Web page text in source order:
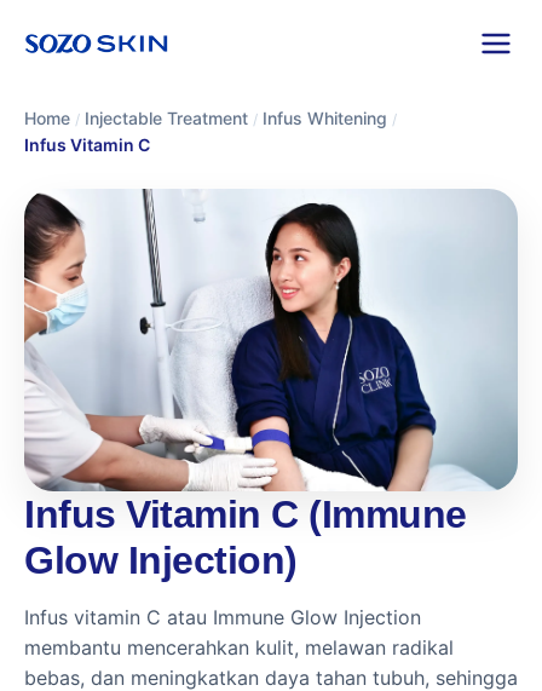
Home / Injectable Treatment / Infus Whitening /
Infus Vitamin C
Infus Vitamin C (Immune
Glow Injection)
Infus vitamin C atau Immune Glow Injection
membantu mencerahkan kulit, melawan radikal
bebas, dan meningkatkan daya tahan tubuh, sehingga